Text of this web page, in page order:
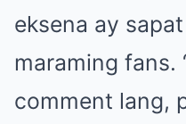
eksena ay
maraming fans.
comment lang,